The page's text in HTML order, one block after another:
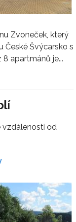
Zvoneček, který
České Švýcarsko s
apartmánů je...
vzdálenosti od